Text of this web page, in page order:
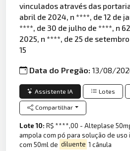
vinculados através das
abril de 2024, n ****, de 12 de
****, de 30 de julho de ****, n
2025, n ****, de 25 de
15
Data do Pregão:13/08/
Assistente IA Lotes
Compartilhar
Lote 10:R$ ****,00 - Alteplase
ampola com pó para solução de uso
com 50ml de diluente 1 cânula